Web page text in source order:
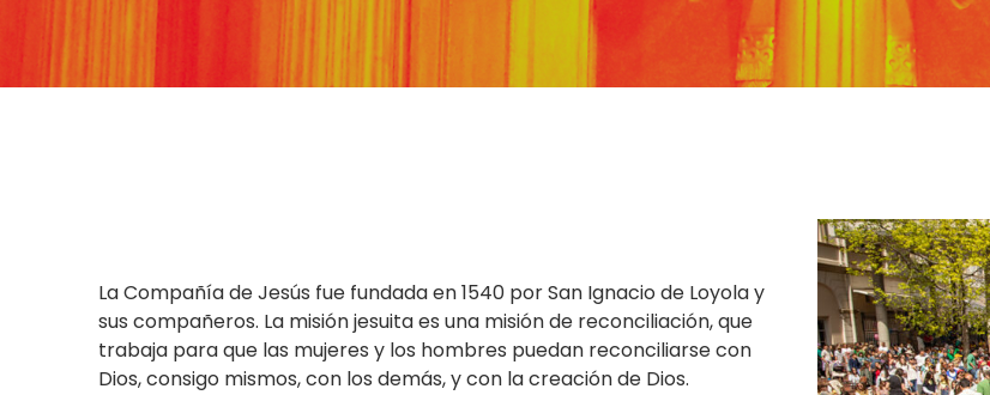
La Compañía de Jesús fue fundada en 1540 por San Ignacio de Loyola y
sus compañeros. La misión jesuita es una misión de reconciliación, que
trabaja para que las mujeres y los hombres puedan reconciliarse con
Dios, consigo mismos, con los demás, y con la creación de Dios.